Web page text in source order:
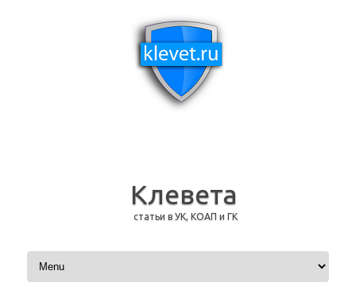
Клевета
статьи в УК, КОАП и ГК
Перейти к содержимому